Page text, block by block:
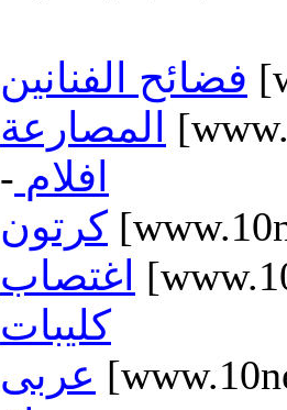
فضائح الفنانين
المصارعة
- افلام
كرتون
اغتصاب
كليبات
عربى